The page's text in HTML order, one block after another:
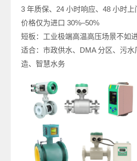
3 年质保、24 小时响应、48 小时
价格仅为进口 30%–50%
短板：工业极端高温高压场景不如
适合：市政供水、DMA 分区、污水
造、智慧水务